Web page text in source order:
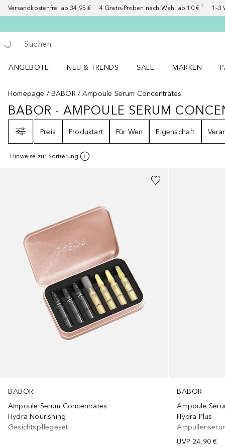
Versandkostenfrei ab 34,95 € 4 Gratis-Proben nach Wahl ab 10 € ¹ 1–3
Gehe zurück
Suche ausführen
ANGEBOTE
NEU & TRENDS
SALE
MARKEN
Homepage
BABOR Ampoule Serum Concentrates
BABOR - AMPOULE SERUM
BABOR - AMPOULE SERUM
Preis
Produktart Für Wen Eigenschaft
Hinweise zur Sortierung
BABOR
Ampoule Serum Concentrates
Hydra Nourishing
Gesichtspflegeset
BABOR
Ampoule
Hydra Plus
UVP 24,90 €